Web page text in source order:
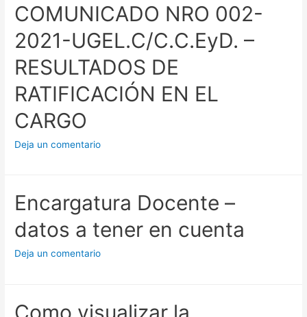
COMUNICADO NRO 002-
2021-UGEL.C/C.C.EyD. –
RESULTADOS DE
RATIFICACIÓN EN EL
CARGO
Deja un comentario
Encargatura Docente –
datos a tener en cuenta
Deja un comentario